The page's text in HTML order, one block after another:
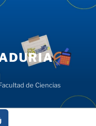
de Ciencias